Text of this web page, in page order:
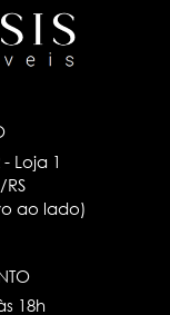
Loja 1
ao lado)
18h